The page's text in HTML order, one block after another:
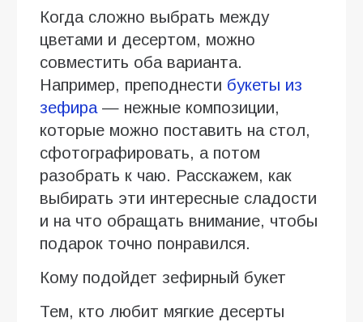
Когда сложно выбрать между
цветами и десертом, можно
совместить оба варианта.
Например, преподнести букеты из
зефира— нежные композиции,
которые можно поставить на стол,
сфотографировать, а потом
разобрать к чаю. Расскажем, как
выбирать эти интересные сладости
и на что обращать внимание, чтобы
подарок точно понравился.
Кому подойдет зефирный букет
Тем, кто любит мягкие десерты